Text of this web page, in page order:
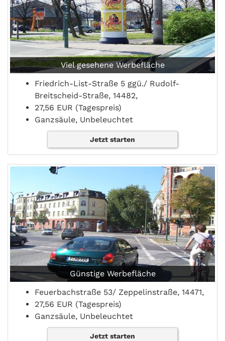
Viel gesehene Werbefläche
Friedrich-List-Straße 5 ggü./ Rudolf-
Breitscheid-Straße, 14482,
27,56 EUR (Tagespreis)
Ganzsäule, Unbeleuchtet
Jetzt starten
Günstige Werbefläche
Feuerbachstraße 53/ Zeppelinstraße, 14471,
27,56 EUR (Tagespreis)
Ganzsäule, Unbeleuchtet
Jetzt starten